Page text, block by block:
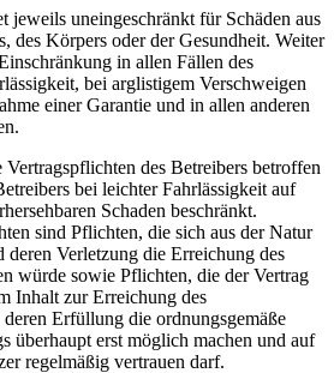
jeweils uneingeschränkt für Schäden aus
des Körpers oder der Gesundheit. Weiter
in allen Fällen des
bei arglistigem Verschweigen
einer Garantie und in allen anderen
Vertragspflichten des Betreibers betroffen
bei leichter Fahrlässigkeit auf
Schaden beschränkt.
sind Pflichten, die sich aus der Natur
deren Verletzung die Erreichung des
würde sowie Pflichten, die der Vertrag
Inhalt zur Erreichung des
Erfüllung die ordnungsgemäße
überhaupt erst möglich machen und auf
regelmäßig vertrauen darf.